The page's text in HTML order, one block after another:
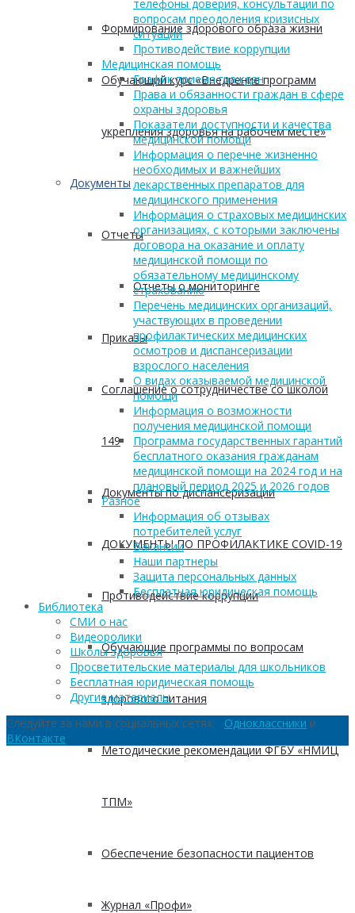
Формирование здорового образа жизни
Обучающий курс «Внедрение программ
укрепления здоровья на рабочем месте»
Документы
Отчеты
Отчеты о мониторинге
Приказы
Соглашение о сотрудничестве со школой
149
Документы по диспансеризации
ДОКУМЕНТЫ ПО ПРОФИЛАКТИКЕ COVID-19
Противодействие коррупции
Обучающие программы по вопросам
здорового питания
Методические рекомендации ФГБУ «НМИЦ
ТПМ»
Обеспечение безопасности пациентов
Журнал «Профи»
телефоны доверия, консультации по
вопросам преодоления кризисных
ситуаций
Противодействие коррупции
Медицинская помощь
График приема граждан
Права и обязанности граждан в сфере
охраны здоровья
Показатели доступности и качества
медицинской помощи
Информация о перечне жизненно
необходимых и важнейших
лекарственных препаратов для
медицинского применения
Информация о страховых медицинских
организациях, с которыми заключены
договора на оказание и оплату
медицинской помощи по
обязательному медицинскому
страхованию
Перечень медицинских организаций,
участвующих в проведении
профилактических медицинских
осмотров и диспансеризации
взрослого населения
О видах оказываемой медицинской
помощи
Информация о возможности
получения медицинской помощи
Программа государственных гарантий
бесплатного оказания гражданам
медицинской помощи на 2024 год и на
плановый период 2025 и 2026 годов
Разное
Информация об отзывах
потребителей услуг
Вакансии
Наши партнеры
Защита персональных данных
Бесплатная юридическая помощь
Библиотека
СМИ о нас
Видеоролики
Школы здоровья
Просветительские материалы для школьников
Бесплатная юридическая помощь
Другие материалы
Следуйте за нами в социальных сетях: Одноклассники и
ВКонтакте